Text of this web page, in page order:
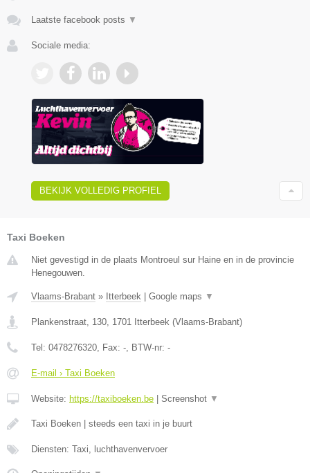
Laatste facebook posts ▼
Sociale media:
BEKIJK VOLLEDIG PROFIEL
Taxi Boeken
Niet gevestigd in de plaats Montroeul sur Haine en in de provincie
Henegouwen.
Vlaams-Brabant » Itterbeek Google maps ▼
Plankenstraat, 130, 1701 Itterbeek (Vlaams-Brabant)
Tel: 0478276320, Fax: -, BTW-nr: -
E-mail › Taxi Boeken
Website: https://taxiboeken.be Screenshot ▼
Taxi Boeken | steeds een taxi in je buurt
Diensten: Taxi, luchthavenvervoer